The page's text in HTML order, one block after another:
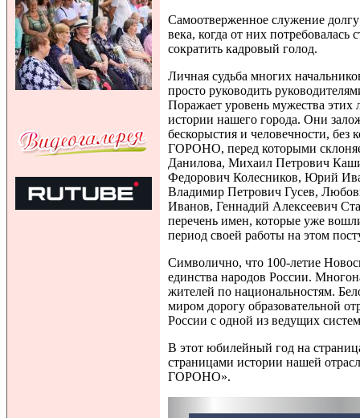
Самоотверженное служение
века, когда от них потребовалась
сократить кадровый голод.
Личная судьба многих
просто руководить
Поражает уровень мужества этих
истории нашего города. Они
бескорыстия и человечности,
ГОРОНО, перед которыми
Данилова, Михаил Петрович
Федорович Колесников, Юрий
Владимир Петрович Гусев,
Иванов, Геннадий Алексеевич
перечень имен, которые уже
период своей работы на этом
Символично, что 100-летие
единства народов России.
жителей по национальностям.
миром дорогу образовательной
России с одной из ведущих
В этот юбилейный год на
страницами истории нашей
ГОРОНО».